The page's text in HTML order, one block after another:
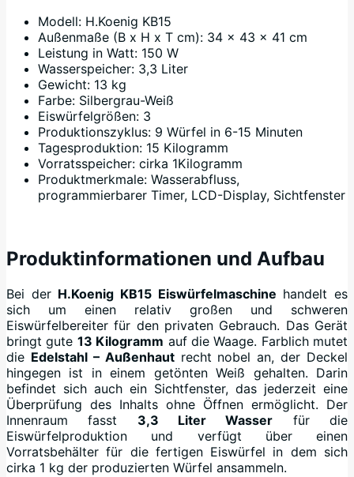
Modell: H.Koenig KB15
Außenmaße (B x H x T cm): 34 x 43 x 41 cm
Leistung in Watt: 150 W
Wasserspeicher: 3,3 Liter
Gewicht: 13 kg
Farbe: Silbergrau-Weiß
Eiswürfelgrößen: 3
Produktionszyklus: 9 Würfel in 6-15 Minuten
Tagesproduktion: 15 Kilogramm
Vorratsspeicher: cirka 1Kilogramm
Produktmerkmale: Wasserabfluss,
programmierbarer Timer, LCD-Display, Sichtfenster
Produktinformationen und Aufbau
Bei der H.Koenig KB15 Eiswürfelmaschine handelt es
sich um einen relativ großen und schweren
Eiswürfelbereiter für den privaten Gebrauch. Das Gerät
bringt gute 13 Kilogramm auf die Waage. Farblich mutet
die Edelstahl – Außenhautrecht nobel an, der Deckel
hingegen ist in einem getönten Weiß gehalten. Darin
befindet sich auch ein Sichtfenster, das jederzeit eine
Überprüfung des Inhalts ohne Öffnen ermöglicht. Der
Innenraum fasst 3,3 Liter Wasser für die
Eiswürfelproduktion und verfügt über einen
Vorratsbehälter für die fertigen Eiswürfel in dem sich
cirka 1 kg der produzierten Würfel ansammeln.